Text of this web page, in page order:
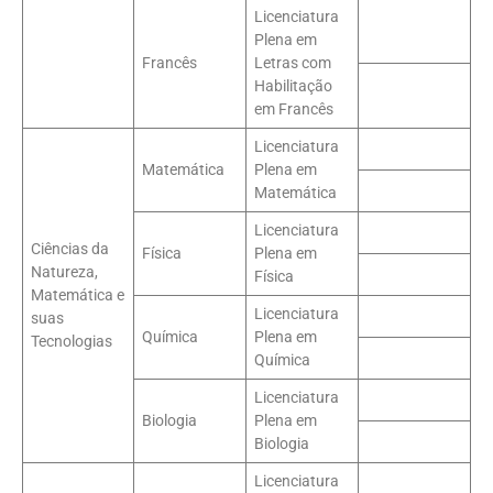
Francês
Licenciatura
Plena em
Letras com
Habilitação
em Francês
Ciências da
Natureza,
Matemática e
suas
Tecnologias
Matemática
Licenciatura
Plena em
Matemática
Física
Licenciatura
Plena em
Física
Química
Licenciatura
Plena em
Química
Biologia
Licenciatura
Plena em
Biologia
Licenciatura